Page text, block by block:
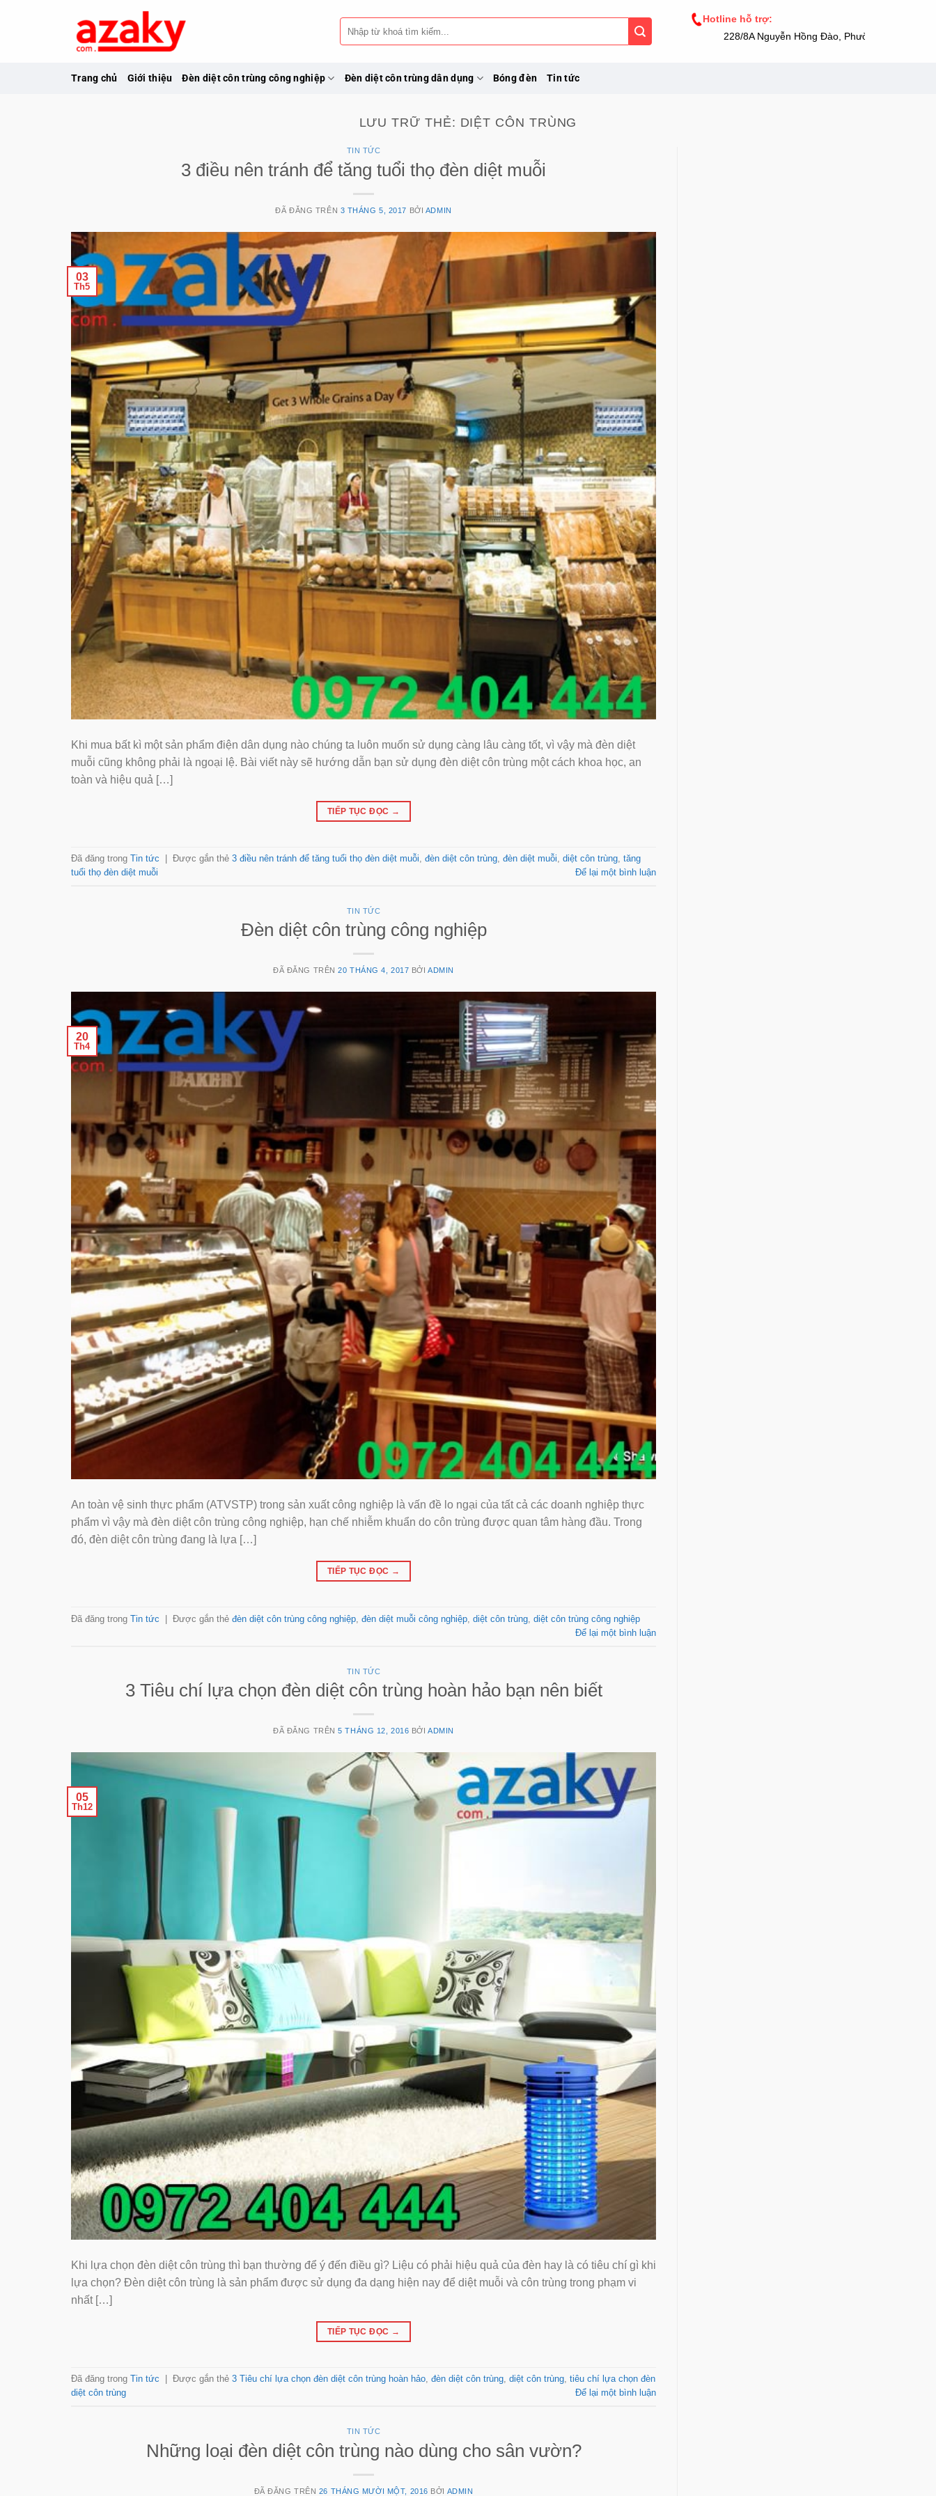
Tìm
kiếm:
Hotline hỗ trợ:
228/8A Nguyễn Hồng Đào, Phường 14, Tân Bình,
Trang chủ Giới thiệu Đèn diệt côn trùng công nghiệp Đèn diệt côn trùng dân dụng Bóng đèn Tin tức
LƯU TRỮ THẺ: DIỆT CÔN TRÙNG
TIN TỨC
3 điều nên tránh để tăng tuổi thọ đèn diệt muỗi
ĐÃ ĐĂNG TRÊN 3 THÁNG 5, 2017 BỞI ADMIN
03
Th5
Khi mua bất kì một sản phẩm điện dân dụng nào chúng ta luôn muốn sử dụng càng lâu càng tốt, vì vậy mà đèn diệt
muỗi cũng không phải là ngoại lệ. Bài viết này sẽ hướng dẫn bạn sử dụng đèn diệt côn trùng một cách khoa học, an
toàn và hiệu quả […]
TIẾP TỤC ĐỌC →
Đã đăng trong Tin tức Được gắn thẻ 3 điều nên tránh để tăng tuổi thọ đèn diệt muỗi, đèn diệt côn trùng, đèn diệt muỗi, diệt côn trùng, tăng
tuổi thọ đèn diệt muỗi
Để lại một bình luận
TIN TỨC
Đèn diệt côn trùng công nghiệp
ĐÃ ĐĂNG TRÊN20 THÁNG 4, 2017 BỞIADMIN
20
Th4
An toàn vệ sinh thực phẩm (ATVSTP) trong sản xuất công nghiệp là vấn đề lo ngại của tất cả các doanh nghiệp thực
phẩm vì vậy mà đèn diệt côn trùng công nghiệp, hạn chế nhiễm khuẩn do côn trùng được quan tâm hàng đầu. Trong
đó, đèn diệt côn trùng đang là lựa […]
TIẾP TỤC ĐỌC →
Đã đăng trong Tin tức Được gắn thẻ đèn diệt côn trùng công nghiệp đèn diệt muỗi công nghiệp diệt côn trùng diệt côn trùng công nghiệp
Để lại một bình luận
TIN TỨC
3 Tiêu chí lựa chọn đèn diệt côn trùng hoàn hảo bạn nên biết
ĐÃ ĐĂNG TRÊN5 THÁNG 12, 2016 BỞIADMIN
05
Th12
Khi lựa chọn đèn diệt côn trùng thì bạn thường để ý đến điều gì? Liệu có phải hiệu quả của đèn hay là có tiêu chí gì khi
lựa chọn? Đèn diệt côn trùng là sản phẩm được sử dụng đa dạng hiện nay để diệt muỗi và côn trùng trong phạm vi
nhất […]
TIẾP TỤC ĐỌC →
Đã đăng trong Tin tức Được gắn thẻ 3 Tiêu chí lựa chọn đèn diệt côn trùng hoàn hảo, đèn diệt côn trùng, diệt côn trùng, tiêu chí lựa chọn đèn
diệt côn trùng
Để lại một bình luận
TIN TỨC
Những loại đèn diệt côn trùng nào dùng cho sân vườn?
ĐÃ ĐĂNG TRÊN 26 THÁNG MƯỜI MỘT, 2016 BỞI ADMIN